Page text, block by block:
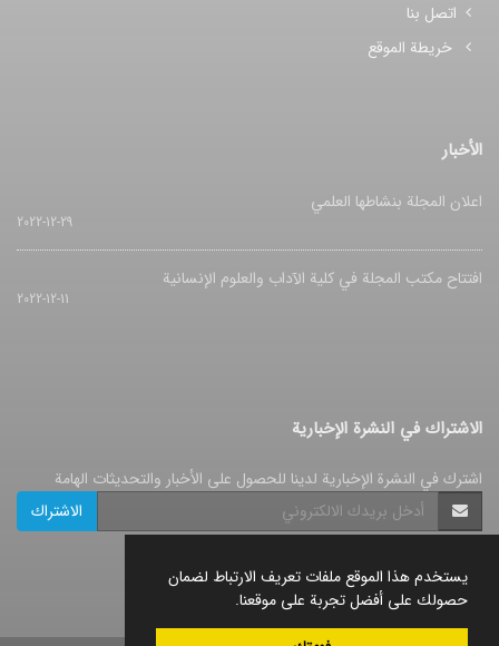
يستخدم هذا الموقع ملفات تعريف الارتباط لضمان
حصولك على أفضل تجربة على موقعنا.
اتصل بنا
خريطة الموقع
الأخبار
اعلان المجلة بنشاطها العلمي
2022-12-29
افتتاح مکتب المجلة في کلیة الآداب والعلوم الإنسانیة
2022-12-11
الاشتراك في النشرة الإخبارية
اشترك في النشرة الإخبارية لدينا للحصول على الأخبار والتحديثات الهامة
الاشتراك